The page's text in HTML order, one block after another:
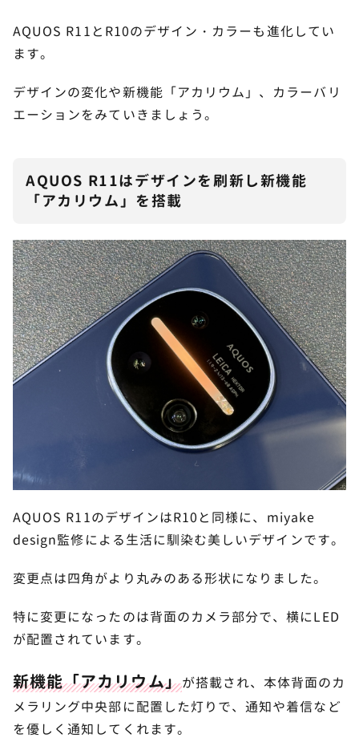
AQUOS R11とR10のデザイン・カラーも進化してい
ます。
デザインの変化や新機能「アカリウム」、カラーバリ
エーションをみていきましょう。
AQUOS R11はデザインを刷新し新機能
「アカリウム」を搭載
AQUOS R11のデザインはR10と同様に、miyake
design監修による生活に馴染む美しいデザインです。
変更点は四角がより丸みのある形状になりました。
特に変更になったのは背面のカメラ部分で、横にLED
が配置されています。
新機能「アカリウム」が搭載され、本体背面のカ
メラリング中央部に配置した灯りで、通知や着信など
を優しく通知してくれます。